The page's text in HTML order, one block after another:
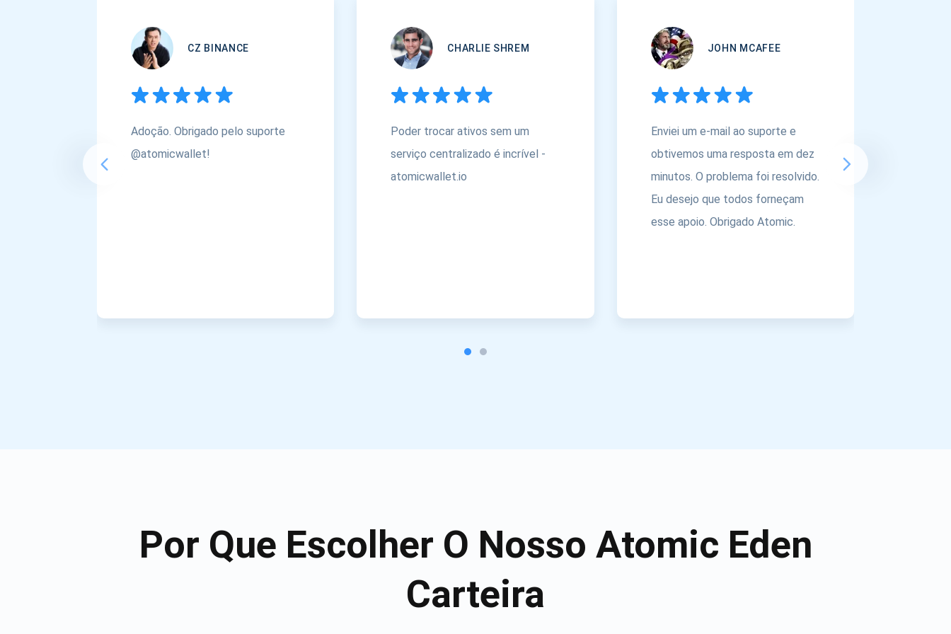
CZ BINANCE
Adoção. Obrigado pelo suporte
@atomicwallet!
CHARLIE SHREM
Poder trocar ativos sem um
serviço centralizado é incrível -
atomicwallet.io
JOHN MCAFEE
Enviei um e-mail ao suporte e
obtivemos uma resposta em dez
minutos. O problema foi resolvido.
Eu desejo que todos forneçam
esse apoio. Obrigado Atomic.
Por Que Escolher O Nosso Atomic Eden
Carteira